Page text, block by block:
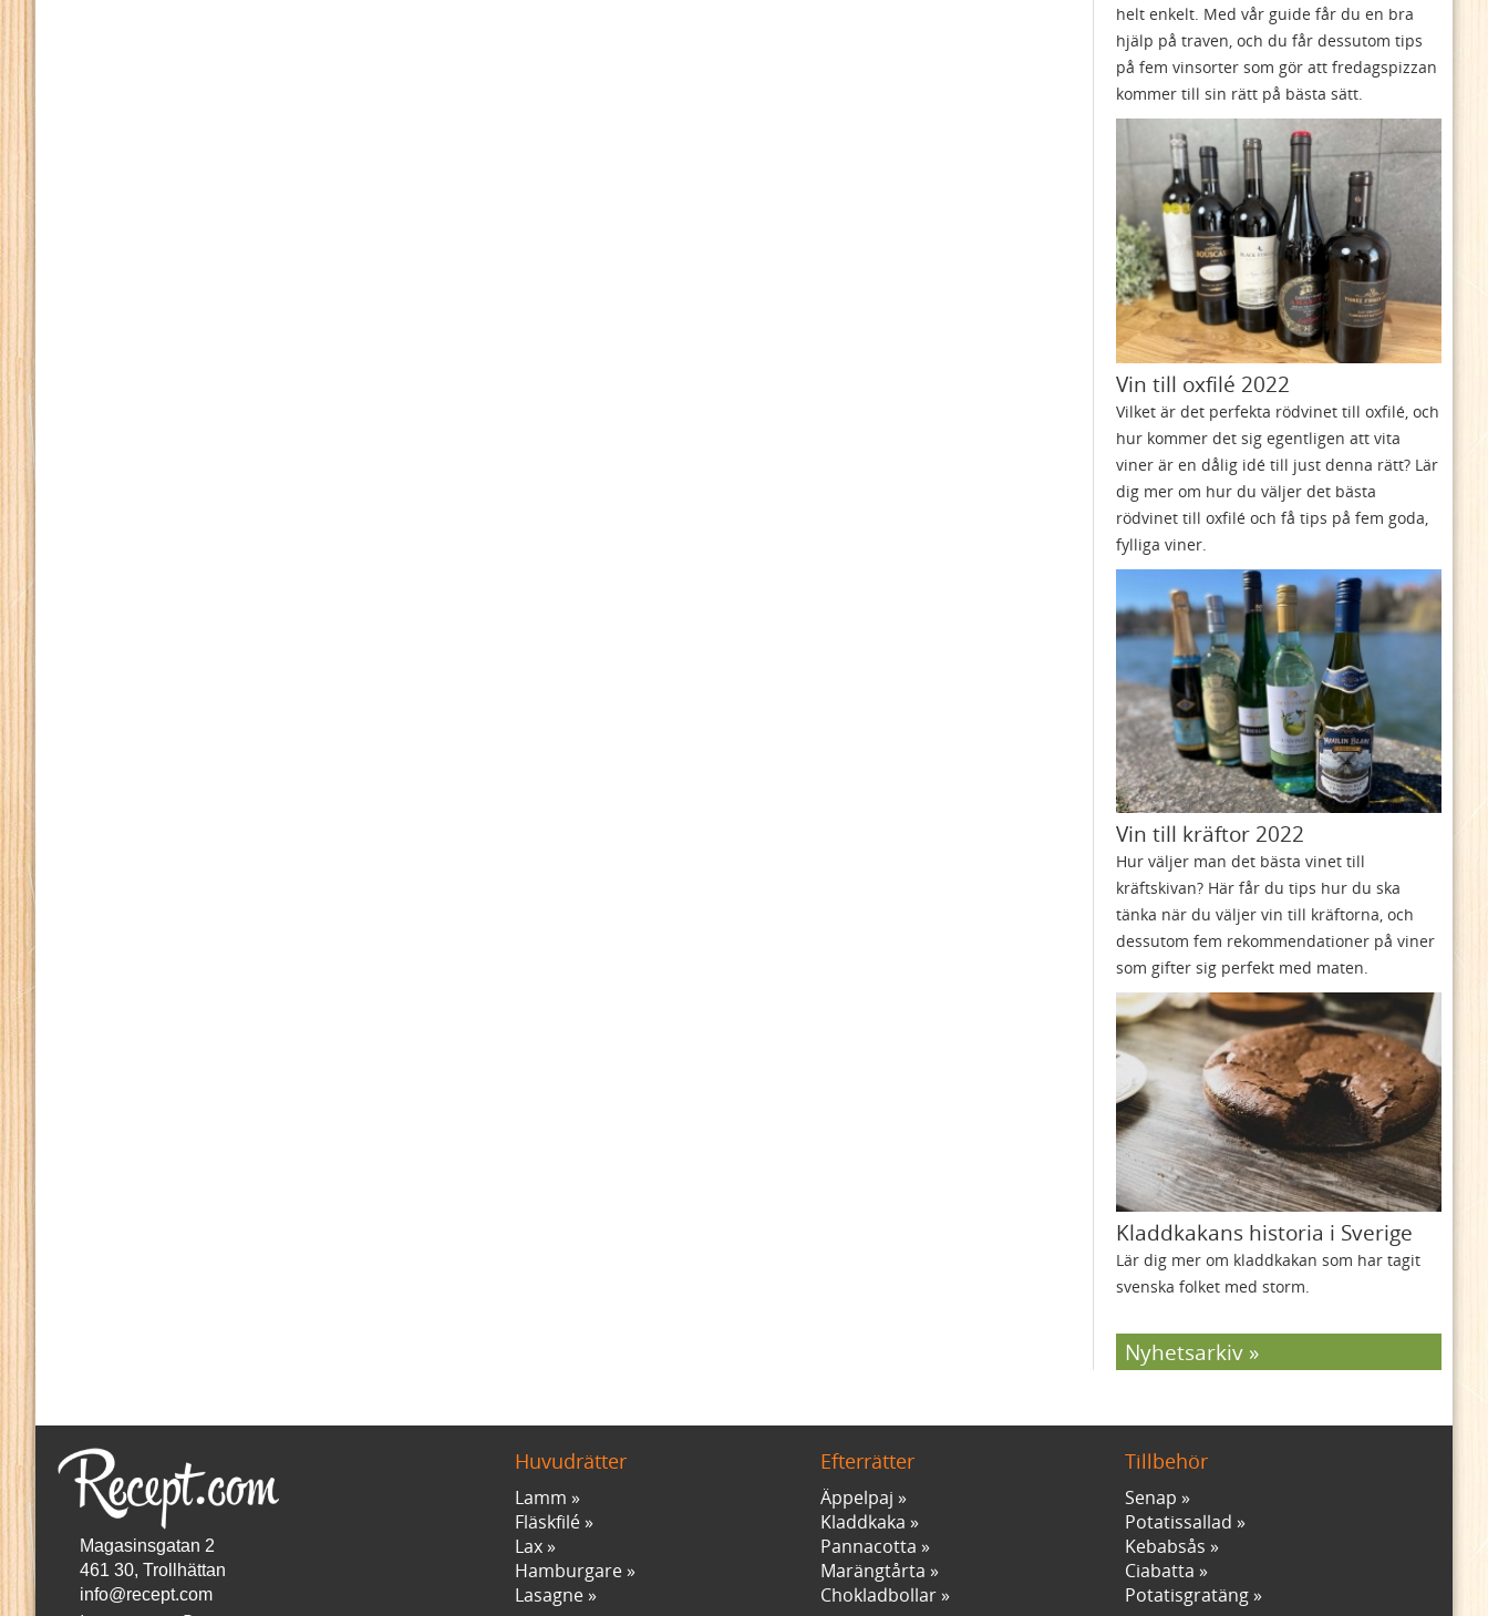
helt enkelt. Med vår guide får du en bra
hjälp på traven, och du får dessutom tips
på fem vinsorter som gör att fredagspizzan
kommer till sin rätt på bästa sätt.
Vin till oxfilé 2022
Vilket är det perfekta rödvinet till oxfilé, och
hur kommer det sig egentligen att vita
viner är en dålig idé till just denna rätt? Lär
dig mer om hur du väljer det bästa
rödvinet till oxfilé och få tips på fem goda,
fylliga viner.
Vin till kräftor 2022
Hur väljer man det bästa vinet till
kräftskivan? Här får du tips hur du ska
tänka när du väljer vin till kräftorna, och
dessutom fem rekommendationer på viner
som gifter sig perfekt med maten.
Kladdkakans historia i Sverige
Lär dig mer om kladdkakan som har tagit
svenska folket med storm.
Nyhetsarkiv
Magasinsgatan 2
461 30, Trollhättan
info@recept.com
Huvudrätter
Lamm
Fläskfilé
Lax
Hamburgare
Lasagne
Efterrätter
Äppelpaj
Kladdkaka
Pannacotta
Marängtårta
Chokladbollar
Tillbehör
Senap
Potatissallad
Kebabsås
Ciabatta
Potatisgratäng